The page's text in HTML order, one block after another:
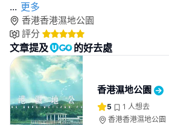
... 更多
香港香港濕地公園
評分
文章提及 的好去處
香港濕地公園
5 1 人想去
香港香港濕地公園